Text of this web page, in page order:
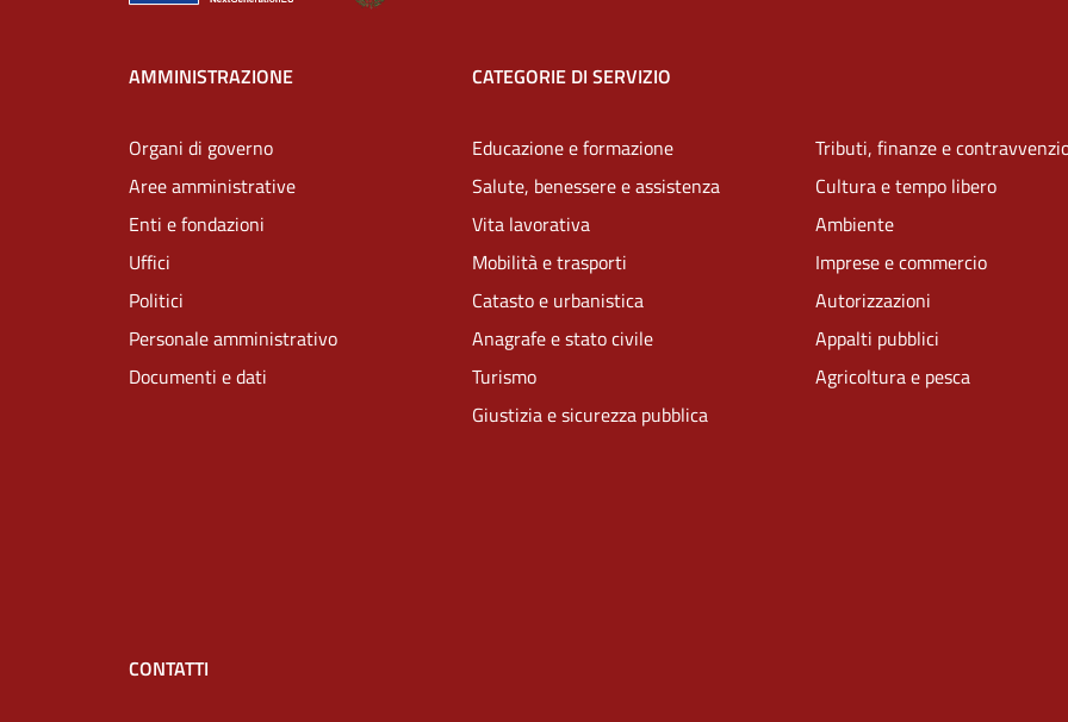
AMMINISTRAZIONE
Organi di governo
Aree amministrative
Enti e fondazioni
Uffici
Politici
Personale amministrativo
Documenti e dati
CATEGORIE DI SERVIZIO
Educazione e formazione
Salute, benessere e assistenza
Vita lavorativa
Mobilità e trasporti
Catasto e urbanistica
Anagrafe e stato civile
Turismo
Giustizia e sicurezza pubblica
Tributi, finanze e
Cultura e tempo libero
Ambiente
Imprese e commercio
Autorizzazioni
Appalti pubblici
Agricoltura e pesca
CONTATTI